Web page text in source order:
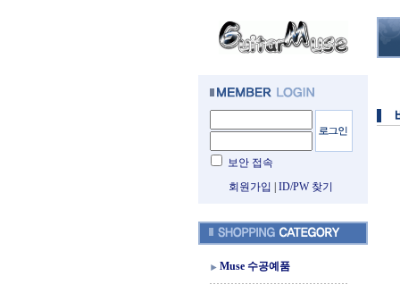
보안 접속
회원가입
ID/PW 찾기
Muse 수공예품